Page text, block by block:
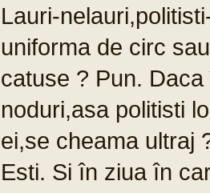
Lauri-
uniforma de circ
catuse ? Pun.
noduri,asa politisti
ei,se cheama ultraj
Esti. Si în ziua în